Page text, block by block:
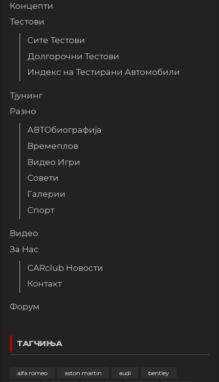
Концепти
Тестови
Сите Тестови
Долгорочни Тестови
Индекс на Тестирани Автомобили
Тјунинг
Разно
АВТОбиографија
Времеплов
Видео Игри
Совети
Галерии
Спорт
Видео
За Нас
CARclub Новости
Контакт
Форум
ТАГЧИЊА
alfa romeo aston martin audi bentley